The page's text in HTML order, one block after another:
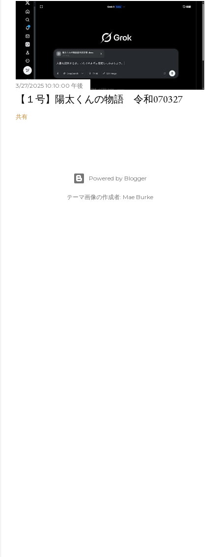
3/27/2025 10:10:00 午後
【１号】陽太くんの物語 令和070327
共有
Powered by Blogger
テーマ画像の作成者: Mae Burke